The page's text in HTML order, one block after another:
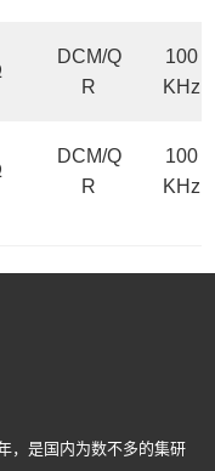
DCM/Q
R
100
KHz
DCM/Q
R
100
KHz
，是国内为数不多的集研